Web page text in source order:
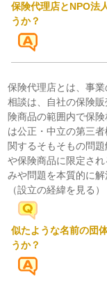
保険代理店とNPO法
うか？
保険代理店とは、事
相談は、自社の保険
険商品の範囲内で保
は公正・中立の第三
関するそもそもの問
や保険商品に限定さ
みや問題を本質的に
（設立の経緯を見る）
似たような名前の団
うか？